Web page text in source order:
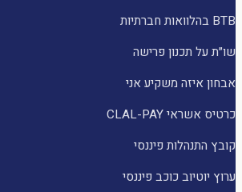
BTB בהלוואות חברתיות
שו״ת על תכנון פרישה
אבחון איזה משקיע אני
כרטיס אשראי CLAL-PAY
קובץ התנהלות פיננסי
ערוץ יוטיוב כוכב פיננסי